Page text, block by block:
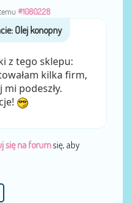
#1080228
z tego sklepu:
kilka firm,
podeszły.
się na forumsię, aby